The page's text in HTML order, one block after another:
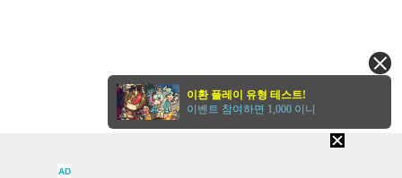
AD
이환 플레이 유형 테스트!
이벤트 참여하면 1,000 이니